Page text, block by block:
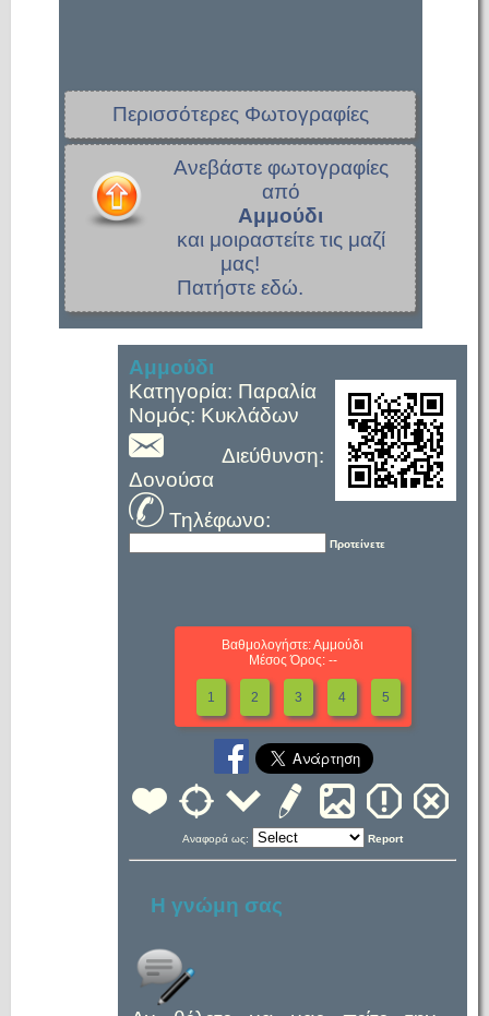
Περισσότερες Φωτογραφίες
Ανεβάστε φωτογραφίες
από
Αμμούδι
και μοιραστείτε τις μαζί
μας!
Πατήστε εδώ.
Αμμούδι
Κατηγορία: Παραλία
Νομός: Κυκλάδων
Διεύθυνση:
Δονούσα
Τηλέφωνο:
Προτείνετε
Βαθμολογήστε: Αμμούδι
Μέσος Όρος: --
1 2 3 4 5
Αναφορά ως: Report
Η γνώμη σας